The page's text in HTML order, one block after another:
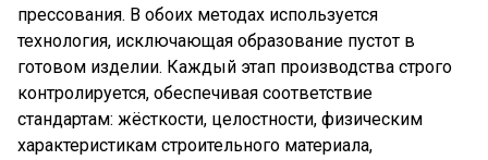
прессования. В обоих методах используется
технология, исключающая образование пустот в
готовом изделии. Каждый этап производства строго
контролируется, обеспечивая соответствие
стандартам: жёсткости, целостности, физическим
характеристикам строительного материала,